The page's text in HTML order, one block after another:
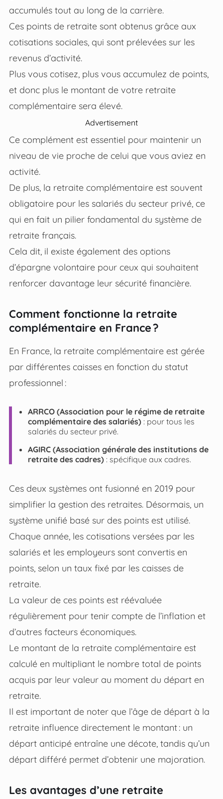
accumulés tout au long de la carrière.
Ces points de retraite sont obtenus grâce aux
cotisations sociales, qui sont prélevées sur les
revenus d’activité.
Plus vous cotisez, plus vous accumulez de points,
et donc plus le montant de votre retraite
complémentaire sera élevé.
Advertisement
Ce complément est essentiel pour maintenir un
niveau de vie proche de celui que vous aviez en
activité.
De plus, la retraite complémentaire est souvent
obligatoire pour les salariés du secteur privé, ce
qui en fait un pilier fondamental du système de
retraite français.
Cela dit, il existe également des options
d’épargne volontaire pour ceux qui souhaitent
renforcer davantage leur sécurité financière.
Comment fonctionne la retraite
complémentaire en France ?
En France, la retraite complémentaire est gérée
par différentes caisses en fonction du statut
professionnel :
ARRCO (Association pour le régime de retraite
complémentaire des salariés): pour tous les
salariés du secteur privé.
AGIRC (Association générale des institutions de
retraite des cadres): spécifique aux cadres.
Ces deux systèmes ont fusionné en 2019 pour
simplifier la gestion des retraites. Désormais, un
système unifié basé sur des points est utilisé.
Chaque année, les cotisations versées par les
salariés et les employeurs sont convertis en
points, selon un taux fixé par les caisses de
retraite.
La valeur de ces points est réévaluée
régulièrement pour tenir compte de l’inflation et
d’autres facteurs économiques.
Le montant de la retraite complémentaire est
calculé en multipliant le nombre total de points
acquis par leur valeur au moment du départ en
retraite.
Il est important de noter que l’âge de départ à la
retraite influence directement le montant : un
départ anticipé entraîne une décote, tandis qu’un
départ différé permet d’obtenir une majoration.
Les avantages d’une retraite